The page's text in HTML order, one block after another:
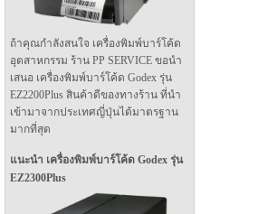
ถ้าคุณกำลังสนใจ เครื่องพิมพ์บาร์โค้ด
อุตสาหกรรม ร้าน PP SERVICE ขอนำ
เสนอ เครื่องพิมพ์บาร์โค้ด Godex รุ่น
EZ2200Plus สินค้าดีของทางร้าน ที่นำ
เข้ามาจากประเทศญี่ปุ่นได้มาตรฐาน
มากที่สุด
แนะนำ เครื่องพิมพ์บาร์โค้ด Godex รุ่น
EZ2300Plus